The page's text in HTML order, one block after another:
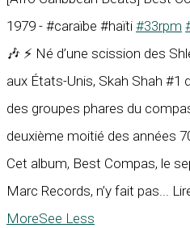
1979 - #caraïbe #haïti #33rpm
🎶 ⚡ Né d’une scission des
aux États-Unis, Skah Shah #1
des groupes phares du
deuxième moitié des années
Cet album, Best Compas, le
Marc Records, n’y fait pas...
MoreSee Less